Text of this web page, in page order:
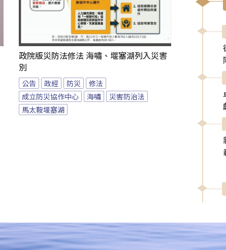
政院版災防法修法 海嘯、堰塞湖列入災害
別
公告 政經 防災
修法
成立防災協作中心
海嘯
災害防治法
馬太鞍堰塞湖